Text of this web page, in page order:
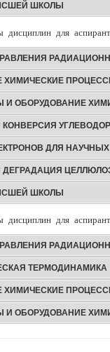
ШКОЛЫ
дисциплин для
ХИМИЧЕСКИЕ
И ОБОРУДОВАНИЕ
ДЛЯ
ШКОЛЫ
дисциплин для
ТЕРМОДИНАМИКА
ХИМИЧЕСКИЕ
И ОБОРУДОВАНИЕ